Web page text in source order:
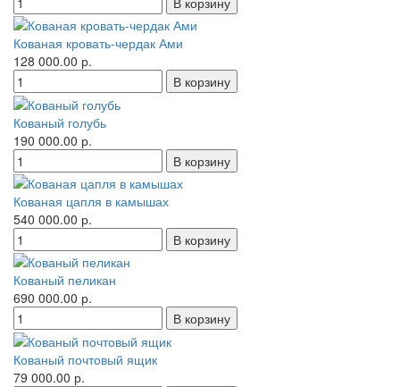
Кованая кровать-чердак Ами
128 000.00 р.
Кованый голубь
190 000.00 р.
Кованая цапля в камышах
540 000.00 р.
Кованый пеликан
690 000.00 р.
Кованый почтовый ящик
79 000.00 р.